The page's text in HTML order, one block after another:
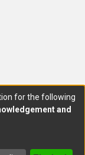
for the following
and